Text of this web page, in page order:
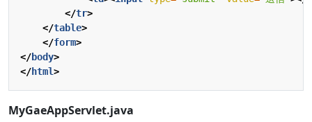
</tr>
</table>
</form>
</body>
</html>
MyGaeAppServlet.java